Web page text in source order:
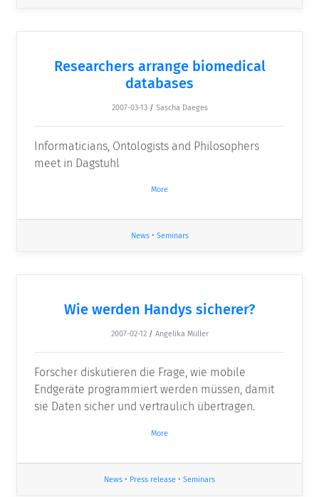
Researchers arrange biomedical
databases
2007-03-13 / Sascha Daeges
Informaticians, Ontologists and Philosophers
meet in Dagstuhl
More
News• Seminars
Wie werden Handys sicherer?
2007-02-12 / Angelika Müller
Forscher diskutieren die Frage, wie mobile
Endgeräte programmiert werden müssen, damit
sie Daten sicher und vertraulich übertragen.
More
News • Press release • Seminars